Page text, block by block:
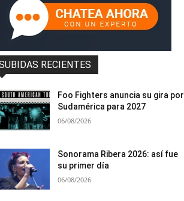
RECIENTES
Foo Fighters anuncia su gira por
Sudamérica para 2027
06/08/2026
Sonorama Ribera 2026: así fue
su primer día
06/08/2026